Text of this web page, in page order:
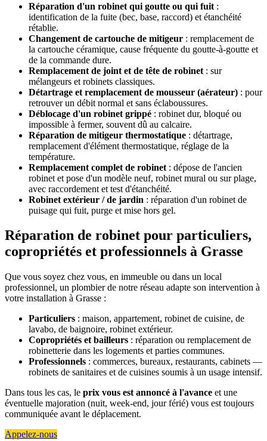
Réparation d'un robinet qui goutte ou qui fuit :
identification de la fuite (bec, base, raccord) et étanchéité
rétablie.
Changement de cartouche de mitigeur : remplacement de
la cartouche céramique, cause fréquente du goutte-à-goutte et
de la commande dure.
Remplacement de joint et de tête de robinet : sur
mélangeurs et robinets classiques.
Détartrage et remplacement de mousseur (aérateur) : pour
retrouver un débit normal et sans éclaboussures.
Déblocage d'un robinet grippé : robinet dur, bloqué ou
impossible à fermer, souvent dû au calcaire.
Réparation de mitigeur thermostatique : détartrage,
remplacement d'élément thermostatique, réglage de la
température.
Remplacement complet de robinet : dépose de l'ancien
robinet et pose d'un modèle neuf, robinet mural ou sur plage,
avec raccordement et test d'étanchéité.
Robinet extérieur / de jardin : réparation d'un robinet de
puisage qui fuit, purge et mise hors gel.
Réparation de robinet pour particuliers,
copropriétés et professionnels à Grasse
Que vous soyez chez vous, en immeuble ou dans un local
professionnel, un plombier de notre réseau adapte son intervention à
votre installation à Grasse :
Particuliers : maison, appartement, robinet de cuisine, de
lavabo, de baignoire, robinet extérieur.
Copropriétés et bailleurs : réparation ou remplacement de
robinetterie dans les logements et parties communes.
Professionnels : commerces, bureaux, restaurants, cabinets —
robinets de sanitaires et de cuisines soumis à un usage intensif.
Dans tous les cas, le prix vous est annoncé à l'avance et une
éventuelle majoration (nuit, week-end, jour férié) vous est toujours
communiquée avant le déplacement.
Appelez-nous